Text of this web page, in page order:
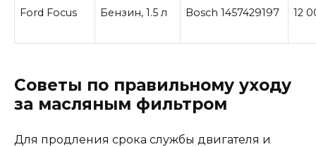
Ford Focus Бензин, 1.5 л Bosch 1457429197 12
Советы по правильному уходу
за масляным фильтром
Для продления срока службы двигателя и